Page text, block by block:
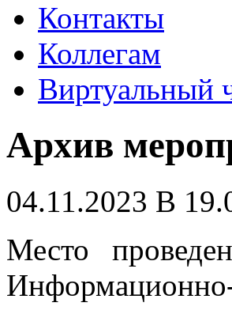
Контакты
Коллегам
Виртуальный
Архив
04.11.2023 В
Место